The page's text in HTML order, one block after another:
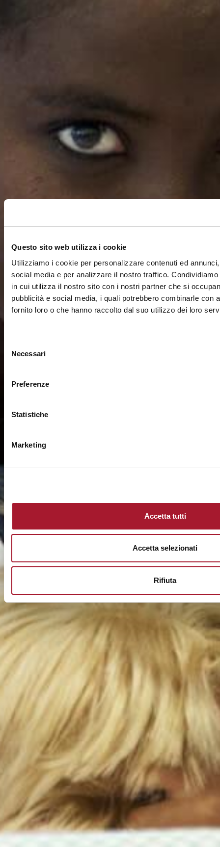
Questo sito web utilizza i cookie
Utilizziamo i cookie per personalizzare contenuti ed
social media e per analizzare il nostro traffico.
in cui utilizza il nostro sito con i nostri partner che si
pubblicità e social media, i quali potrebbero combinarle con
fornito loro o che hanno raccolto dal suo utilizzo dei loro
delNecessari
Preferenze
Statistiche
Marketing
Accetta tutti
Accetta selezionati
Rifiuta